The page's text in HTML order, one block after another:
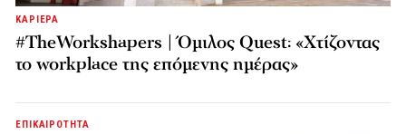
ΚΑΡΙΕΡΑ
#TheWorkshapers | Όμιλος Quest: «Χτίζοντας
το workplace της επόμενης ημέρας»
ΕΠΙΚΑΙΡΟΤΗΤΑ